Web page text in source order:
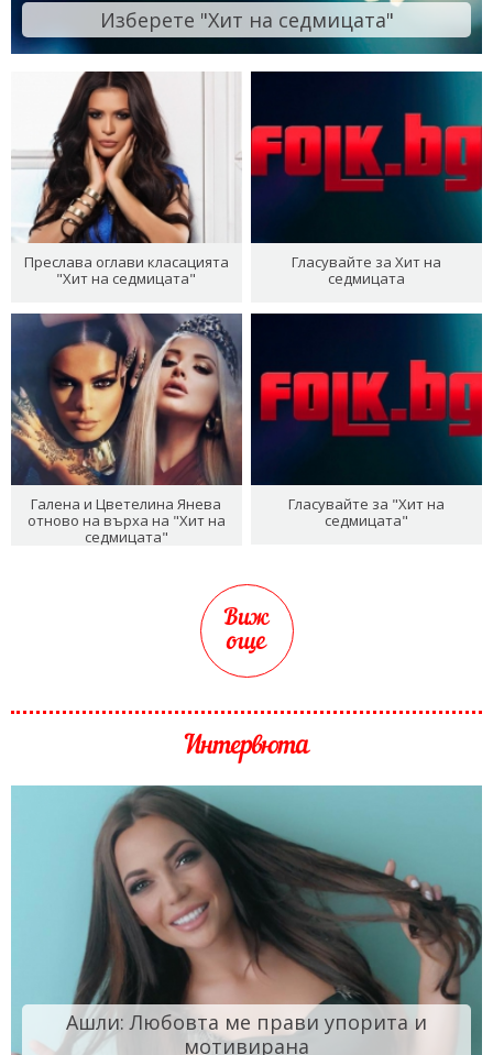
Изберете "Хит на седмицата"
Преслава оглави класацията
"Хит на седмицата"
Гласувайте за Хит на
седмицата
Галена и Цветелина Янева
отново на върха на "Хит на
седмицата"
Гласувайте за "Хит на
седмицата"
Виж
още
Интервюта
Ашли: Любовта ме прави упорита и
мотивирана